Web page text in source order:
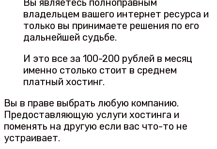
Вы являетесь полноправным
владельцем вашего интернет ресурса и
только вы принимаете решения по его
дальнейшей судьбе.
И это все за 100-200 рублей в месяц
именно столько стоит в среднем
платный хостинг.
Вы в праве выбрать любую компанию.
Предоставляющую услуги хостинга и
поменять на другую если вас что-то не
устраивает.